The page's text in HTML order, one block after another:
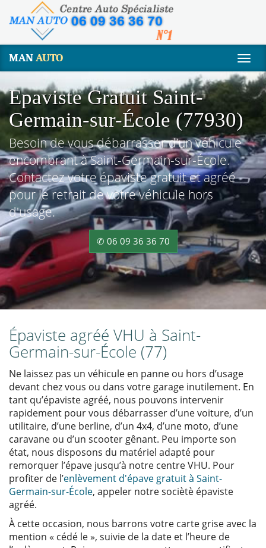
MANAUTO
Epaviste Gratuit Saint-
Germain-sur-École (77930)
Besoin de vous débarrasser d’un véhicule
encombrant à Saint-Germain-sur-École.
Contactez votre épaviste gratuit et agréé
pour le retrait de votre véhicule hors
d'usage.
✆ 06 09 36 36 70
Épaviste agréé VHU à Saint-
Germain-sur-École (77)
Ne laissez pas un véhicule en panne ou hors d’usage
devant chez vous ou dans votre garage inutilement. En
tant qu’épaviste agréé, nous pouvons intervenir
rapidement pour vous débarrasser d’une voiture, d’un
utilitaire, d’une berline, d’un 4x4, d’une moto, d’une
caravane ou d’un scooter gênant. Peu importe son
état, nous disposons du matériel adapté pour
remorquer l’épave jusqu’à notre centre VHU. Pour
profiter de l’enlèvement d'épave gratuit à Saint-
Germain-sur-École, appeler notre sociètè épaviste
agréé.
À cette occasion, nous barrons votre carte grise avec la
mention « cédé le », suivie de la date et l’heure de